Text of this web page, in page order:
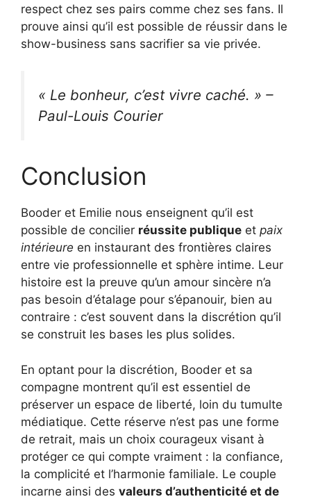
respect chez ses pairs comme chez ses fans. Il
prouve ainsi qu’il est possible de réussir dans le
show-business sans sacrifier sa vie privée.
« Le bonheur, c’est vivre caché. » –
Paul-Louis Courier
Conclusion
Booder et Emilie nous enseignent qu’il est
possible de concilier réussite publique et paix
intérieure en instaurant des frontières claires
entre vie professionnelle et sphère intime. Leur
histoire est la preuve qu’un amour sincère n’a
pas besoin d’étalage pour s’épanouir, bien au
contraire : c’est souvent dans la discrétion qu’il
se construit les bases les plus solides.
En optant pour la discrétion, Booder et sa
compagne montrent qu’il est essentiel de
préserver un espace de liberté, loin du tumulte
médiatique. Cette réserve n’est pas une forme
de retrait, mais un choix courageux visant à
protéger ce qui compte vraiment : la confiance,
la complicité et l’harmonie familiale. Le couple
incarne ainsi des valeurs d’authenticité et de